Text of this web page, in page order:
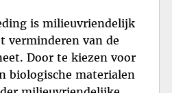
is milieuvriendelijk
verminderen van de
Door te kiezen voor
biologische materialen